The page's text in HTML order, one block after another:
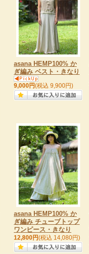
asana HEMP100% か
ぎ編み ベスト・きなり
9,000円(税込 9,900円)
asana HEMP100% か
ぎ編み チューブトップ
ワンピース・きなり
12,800円(税込 14,080円)